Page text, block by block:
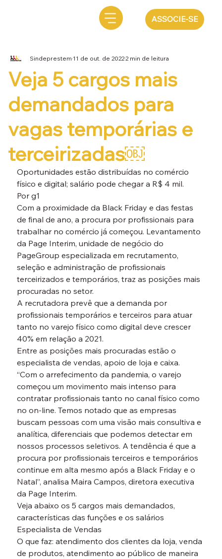
ASSOCIE-SE
Veja 5 cargos mais
demandados para
vagas temporárias e
terceirizadas￼
Sindeprestem11 de out. de 20222 min de leitura
Oportunidades estão distribuídas no comércio
físico e digital; salário pode chegar a R$ 4 mil.
Por g1
Com a proximidade da Black Friday e das festas
de final de ano, a procura por profissionais para
trabalhar no comércio já começou. Levantamento
da Page Interim, unidade de negócio do
PageGroup especializada em recrutamento,
seleção e administração de profissionais
terceirizados e temporários, traz as posições mais
procuradas no setor.
A recrutadora prevê que a demanda por
profissionais temporários e terceiros para atuar
tanto no varejo físico como digital deve crescer
40% em relação a 2021.
Entre as posições mais procuradas estão o
especialista de vendas, apoio de loja e caixa.
“Com o arrefecimento da pandemia, o varejo
começou um movimento mais intenso para
contratar profissionais tanto no canal físico como
no on-line. Temos notado que as empresas
buscam pessoas com uma visão mais consultiva e
analítica, diferenciais que podemos detectar em
nossos processos seletivos. A tendência é que a
procura por profissionais terceiros e temporários
continue em alta mesmo após a Black Friday e o
Natal”, analisa Maira Campos, diretora executiva
da Page Interim.
Veja abaixo os 5 cargos mais demandados,
características das funções e os salários
Especialista de Vendas
O que faz: atendimento dos clientes da loja, venda
de produtos, atendimento ao público de maneira